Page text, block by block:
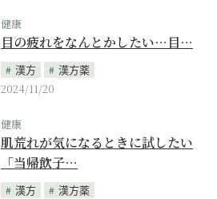
健康
目の疲れをなんとかしたい…目…
漢方
漢方薬
2024/11/20
健康
肌荒れが気になるときに試したい
「当帰飲子…
漢方
漢方薬